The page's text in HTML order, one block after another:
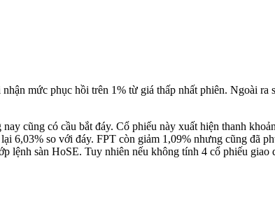
mức phục hồi trên 1% từ giá thấp nhất phiên. Ngoài ra
cũng có cầu bắt đáy. Cổ phiếu này xuất hiện thanh
6,03% so với đáy. FPT còn giảm 1,09% nhưng cũng đã
sàn HoSE. Tuy nhiên nếu không tính 4 cổ phiếu giao